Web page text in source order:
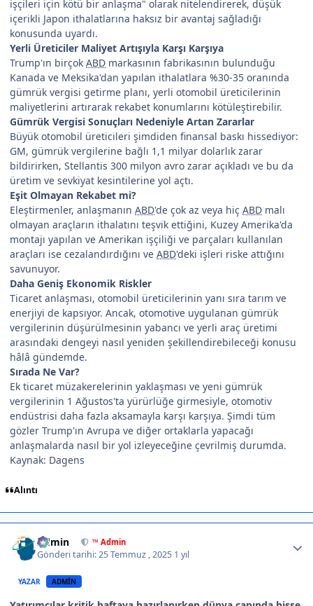
işçileri için kötü bir anlaşma" olarak nitelendirerek, düşük
içerikli Japon ithalatlarına haksız bir avantaj sağladığı
konusunda uyardı.
Yerli Üreticiler Maliyet Artışıyla Karşı Karşıya
Trump'ın birçok ABD markasının fabrikasının bulunduğu
Kanada ve Meksika'dan yapılan ithalatlara %30-35 oranında
gümrük vergisi getirme planı, yerli otomobil üreticilerinin
maliyetlerini artırarak rekabet konumlarını kötüleştirebilir.
Gümrük Vergisi Sonuçları Nedeniyle Artan Zararlar
Büyük otomobil üreticileri şimdiden finansal baskı hissediyor:
GM, gümrük vergilerine bağlı 1,1 milyar dolarlık zarar
bildirirken, Stellantis 300 milyon avro zarar açıkladı ve bu da
üretim ve sevkiyat kesintilerine yol açtı.
Eşit Olmayan Rekabet mi?
Eleştirmenler, anlaşmanın ABD'de çok az veya hiç ABD malı
olmayan araçların ithalatını teşvik ettiğini, Kuzey Amerika'da
montajı yapılan ve Amerikan işçiliği ve parçaları kullanılan
araçları ise cezalandırdığını ve ABD'deki işleri riske attığını
savunuyor.
Daha Geniş Ekonomik Riskler
Ticaret anlaşması, otomobil üreticilerinin yanı sıra tarım ve
enerjiyi de kapsıyor. Ancak, otomotive uygulanan gümrük
vergilerinin düşürülmesinin yabancı ve yerli araç üretimi
arasındaki dengeyi nasıl yeniden şekillendirebileceği konusu
hâlâ gündemde.
Sırada Ne Var?
Ek ticaret müzakerelerinin yaklaşması ve yeni gümrük
vergilerinin 1 Ağustos'ta yürürlüğe girmesiyle, otomotiv
endüstrisi daha fazla aksamayla karşı karşıya. Şimdi tüm
gözler Trump'ın Avrupa ve diğer ortaklarla yapacağı
anlaşmalarda nasıl bir yol izleyeceğine çevrilmiş durumda.
Kaynak: Dagens
Alıntı
Admin ™ Admin
Gönderi tarihi:25 Temmuz , 2025 1 yıl
YAZAR ADMIN